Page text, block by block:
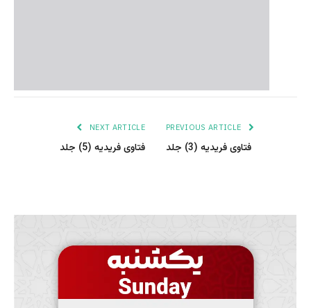
فتاوی فریدیه (3) جلد
NEXT ARTICLE
فتاوی فریدیه (5) جلد